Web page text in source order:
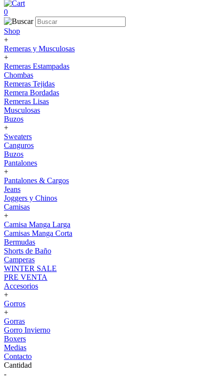
0
Shop
+
Remeras y Musculosas
+
Remeras Estampadas
Chombas
Remeras Tejidas
Remera Bordadas
Remeras Lisas
Musculosas
Buzos
+
Sweaters
Canguros
Buzos
Pantalones
+
Pantalones & Cargos
Jeans
Joggers y Chinos
Camisas
+
Camisa Manga Larga
Camisas Manga Corta
Bermudas
Shorts de Baño
Camperas
WINTER SALE
PRE VENTA
Accesorios
+
Gorros
+
Gorras
Gorro Invierno
Boxers
Medias
Contacto
Cantidad
-